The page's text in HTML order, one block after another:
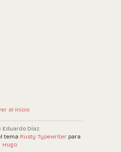
al inicio
Díaz
tema Rusty Typewriter para
Hugo